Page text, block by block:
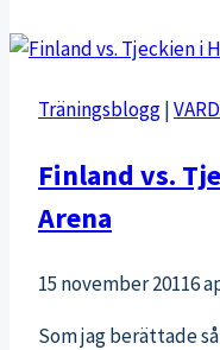
pull
genom
Träningsblogg|
Finland vs.
Arena
15 november 20116
Som jag berättade